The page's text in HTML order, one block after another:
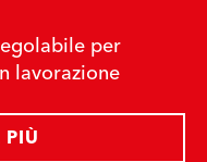
per
lavorazione